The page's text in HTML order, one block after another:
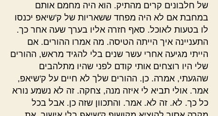
של חלבונים קרים מהתיק. הוא היה מחמם אותם
במחבת אם לא היה מפחד ששאריות של ק'שיאפ יכנסו
לו בטעות לאוכל. סאף חזרה אליו בערך שעה אחר כך.
התעניינה איך הייתה הטיסה. מה אמרו ההורים. אם
הייתי מגיעה אחרי עשר שנים בלי להגיד מראש, ההורים
שלי היו רוצחים אותי קודם לפני שהיו מתלהבים
שהגעתי, אמרה. כן. ההורים שלך לא חיים על ק'שיאפ,
אמר. אולי תביא לי איזה מנה, צחקה. זה לא נשמע נורא
כל כך. לא. זה לא. אמר. והתכוון שזה כן. אבל בכל